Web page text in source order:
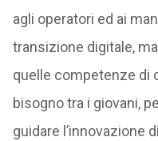
agli operatori ed ai
transizione digitale,
quelle competenze di
bisogno tra i giovani,
guidare l’innovazione